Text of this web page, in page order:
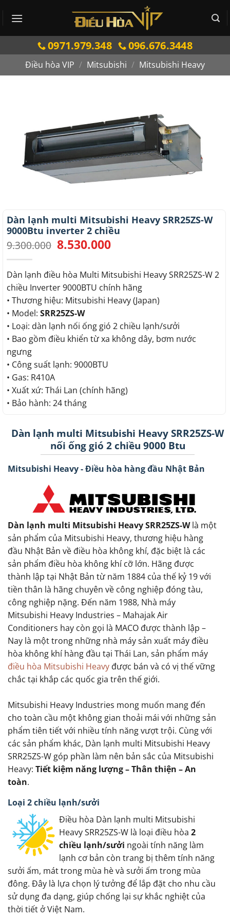
qua
0971.979.348 096.676.3448
Điều hòa VIP / Mitsubishi / Mitsubishi Heavy
Dàn lạnh multi Mitsubishi Heavy SRR25ZS-W
9000Btu inverter 2 chiều
9.300.000 Giá
gốc
9.300.000.
8.530.000Giá
là:
8.530.000.
Dàn lạnh điều hòa Multi Mitsubishi Heavy SRR25ZS-W 2
chiều Inverter 9000BTU chính hãng
• Thương hiệu: Mitsubishi Heavy (Japan)
• Model: SRR25ZS-W
• Loại: dàn lạnh nối ống gió 2 chiều lạnh/sưởi
• Bao gồm điều khiển từ xa không dây, bơm nước
ngưng
• Công suất lạnh: 9000BTU
• Gas: R410A
• Xuất xứ: Thái Lan (chính hãng)
• Bảo hành: 24 tháng
Dàn lạnh multi Mitsubishi Heavy SRR25ZS-W
nối ống gió 2 chiều 9000 Btu
Mitsubishi Heavy - Điều hòa hàng đầu Nhật Bản
Dàn lạnh multi Mitsubishi Heavy SRR25ZS-Wlà một
sản phẩm của Mitsubishi Heavy, thương hiệu hàng
đầu Nhật Bản về điều hòa không khí, đặc biệt là các
sản phẩm điều hòa không khí cỡ lớn. Hãng được
thành lập tại Nhật Bản từ năm 1884 của thế kỷ 19 với
tiền thân là hãng chuyên về công nghiệp đóng tàu,
công nghiệp nặng. Đến năm 1988, Nhà máy
Mitsubishi Heavy Industries – Mahajak Air
Conditioners hay còn gọi là MACO được thành lập –
Nay là một trong những nhà máy sản xuất máy điều
hòa không khí hàng đầu tại Thái Lan, sản phẩm máy
điều hòa Mitsubishi Heavy được bán và có vị thế vững
chắc tại khắp các quốc gia trên thế giới.
Mitsubishi Heavy Industries mong muốn mang đến
cho toàn cầu một không gian thoải mái với những sản
phẩm tiên tiết với nhiều tính năng vượt trội. Cùng với
các sản phẩm khác, Dàn lạnh multi Mitsubishi Heavy
SRR25ZS-W góp phần làm nên bản sắc của Mitsubishi
Heavy: Tiết kiệm năng lượng – Thân thiện – An
toàn.
Loại 2 chiều lạnh/sưởi
Điều hòa Dàn lạnh multi Mitsubishi
Heavy SRR25ZS-W là loại điều hòa 2
chiều lạnh/sưởi ngoài tính năng làm
lạnh cơ bản còn trang bị thêm tính năng
sưởi ấm, mát trong mùa hè và sưởi ấm trong mùa
đông. Đây là lựa chọn lý tưởng để lắp đặt cho nhu cầu
sử dụng đa dạng, giúp chống lại sự khắc nghiệt của
thời tiết ở Việt Nam.